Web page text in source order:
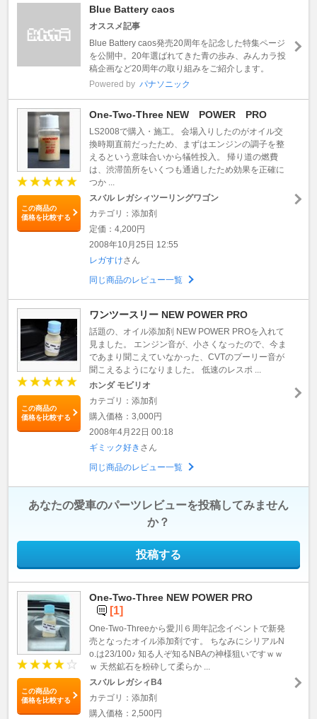
Blue Battery caos
オススメ記事
Blue Battery caos発売20周年を記念した特集ページ
を公開中。20年選ばれてきた青の歩み、みんカラ投
稿企画など20周年の取り組みをご紹介します。
Powered by パナソニック
この商品の
価格を比較する
One-Two-Three NEW POWER PRO
LS2008で購入・施工。 会場入りしたのがオイル交
換時期直前だったため、まずはエンジンの調子を整
えるという意味合いから犠牲投入。 帰り道の燃費
は、渋滞箇所をいくつも通過したため効果を正確に
つか ...
スバル レガシィツーリングワゴン
カテゴリ：添加剤
定価：4,200円
2008年10月25日 12:55
レガすけさん
同じ商品のレビュー一覧
この商品の
価格を比較する
ワンツースリー NEW POWER PRO
話題の、オイル添加剤 NEW POWER PROを入れて
見ました。 エンジン音が、小さくなったので、今ま
であまり聞こえていなかった、CVTのプーリー音が
聞こえるようになりました。 低速のレスポ ...
ホンダ モビリオ
カテゴリ：添加剤
購入価格：3,000円
2008年4月22日 00:18
ギミック好き さん
同じ商品のレビュー一覧
あなたの愛車のパーツレビューを投稿してみません
か？
投稿する
この商品の
価格を比較する
One-Two-Three NEW POWER PRO
[1]
One-Two-Threeから愛川６周年記念イベントで新発
売となったオイル添加剤です。 ちなみにシリアルN
o.は23/100♪ 知る人ぞ知るNBAの神様狙いですｗｗ
ｗ 天然鉱石を粉砕して柔らか ...
スバル レガシィB4
カテゴリ：添加剤
購入価格：2,500円